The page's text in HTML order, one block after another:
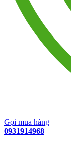
Gọi mua hàng
0931914968